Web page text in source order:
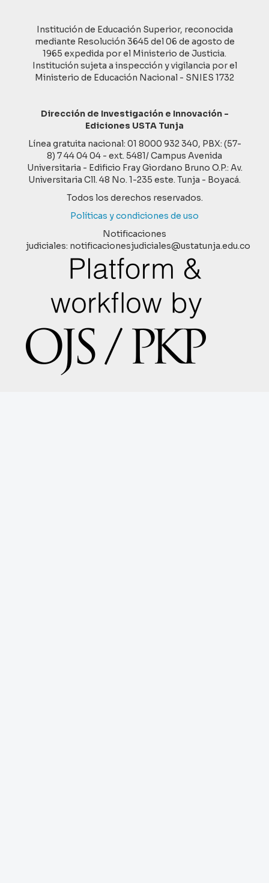
Institución de Educación Superior, reconocida
mediante Resolución 3645 del 06 de agosto de
1965 expedida por el Ministerio de Justicia.
Institución sujeta a inspección y vigilancia por el
Ministerio de Educación Nacional - SNIES 1732
Dirección de Investigación e Innovación -
Ediciones USTA Tunja
Línea gratuita nacional: 01 8000 932 340, PBX: (57-
8) 7 44 04 04 - ext. 5481/ Campus Avenida
Universitaria - Edificio Fray Giordano Bruno O.P.: Av.
Universitaria Cll. 48 No. 1-235 este. Tunja - Boyacá.
Todos los derechos reservados.
Políticas y condiciones de uso
Notificaciones
judiciales: notificacionesjudiciales@ustatunja.edu.co